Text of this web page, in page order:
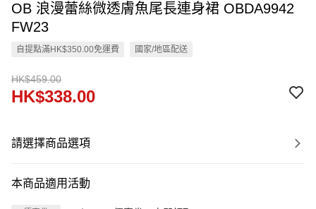
OB 浪漫蕾絲微透膚魚尾長連身裙 OBDA9942
FW23
自提點滿HK$350.00免運費 國家/地區配送
HK$459.00
HK$338.00
請選擇商品選項
本商品適用活動